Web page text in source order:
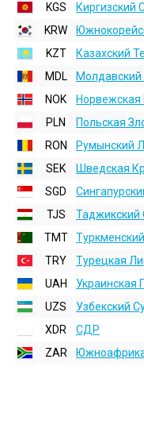
KGS
Киргизский
KRW
KZT
Казахский
MDL
Молдавский
NOK
Норвежская
PLN
Польская
RON
Румынский
SEK
Шведская
SGD
TJS
Таджикский
TMT
TRY
Турецкая
UAH
Украинская
UZS
Узбекский
XDR
СДР
ZAR